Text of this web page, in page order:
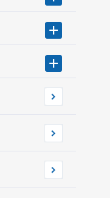
共同利用のお知